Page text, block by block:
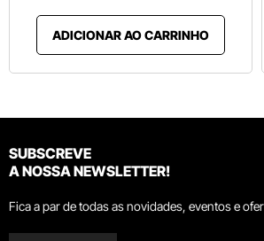
ADICIONAR AO CARRINHO
SUBSCREVE
A NOSSA NEWSLETTER!
Fica a par de todas as novidades, eventos e